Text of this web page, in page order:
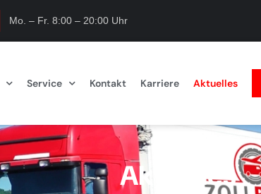
Mo. – Fr. 8:00 – 20:00 Uhr
Service Kontakt Karriere Aktuelles
Aktuelles